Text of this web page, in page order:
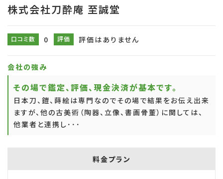
株式会社刀酔庵 至誠堂
口コミ数 0 評価 評価はありません
会社の強み
その場で鑑定、評価、現金決済が基本です。
日本刀、鎧、蒔絵は専門なのでその場で結果をお伝え出来
ますが、他の古美術（陶器、立像、書画骨董）に関しては、
他業者と連携し･･･
料金プラン